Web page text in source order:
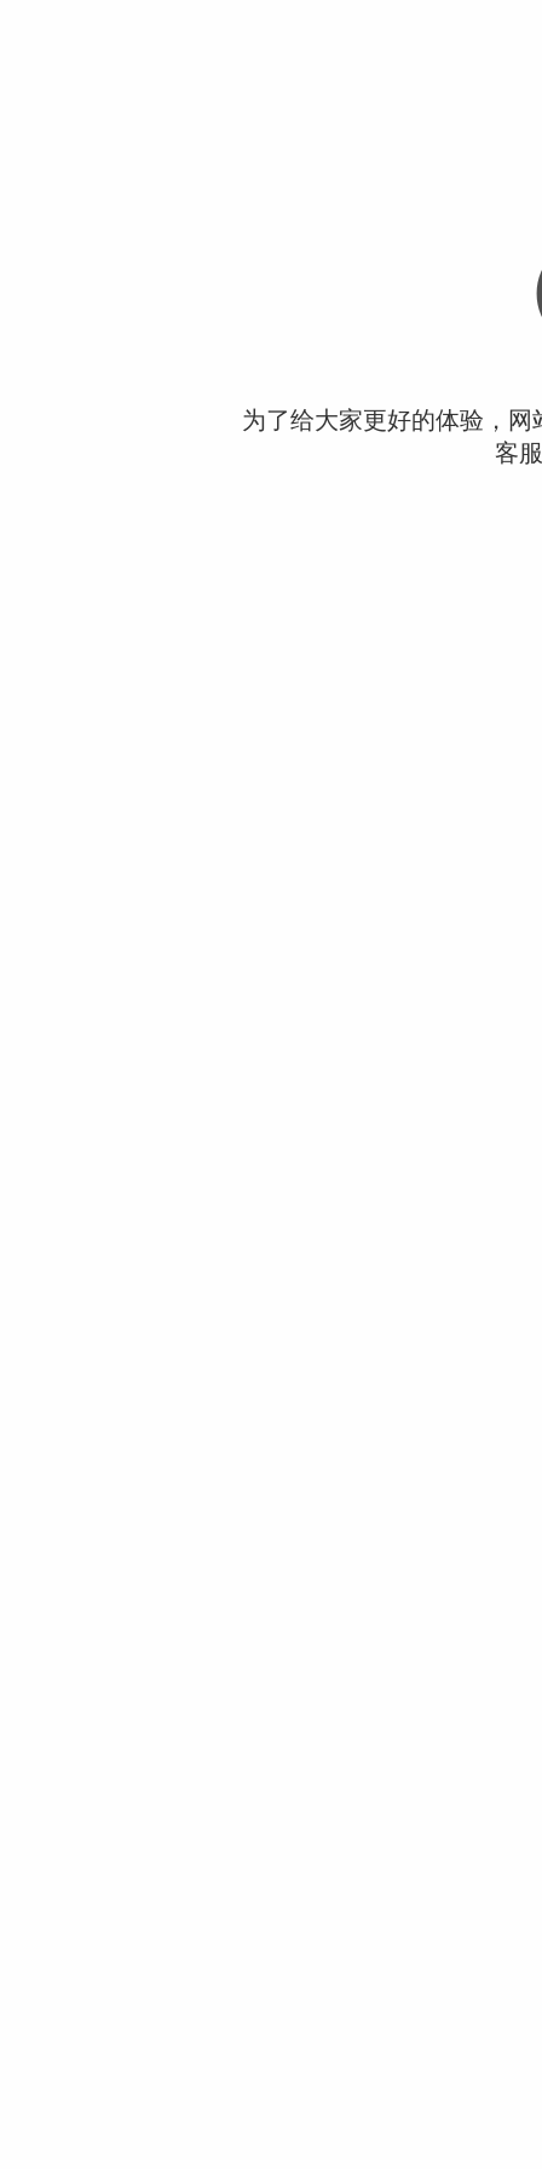
为了给大家更好的体验，
客